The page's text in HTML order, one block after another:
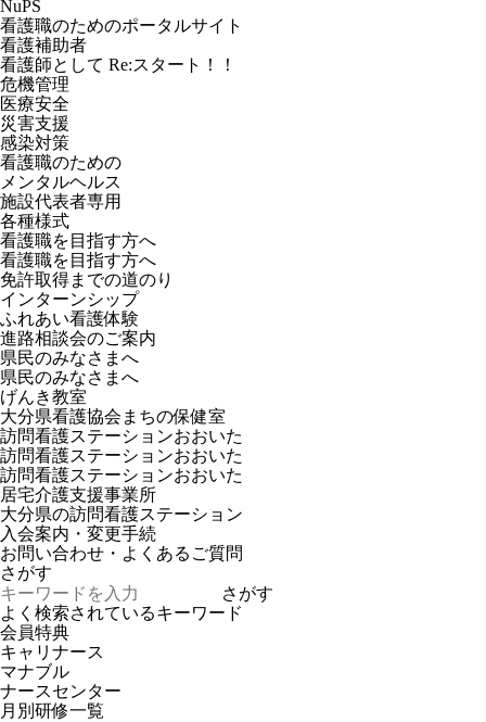
NuPS
看護職のためのポータルサイト
看護補助者
看護師として Re:スタート！！
危機管理
医療安全
災害支援
感染対策
看護職のための
メンタルヘルス
施設代表者専用
各種様式
看護職を目指す方へ
看護職を目指す方へ
免許取得までの道のり
インターンシップ
ふれあい看護体験
進路相談会のご案内
県民のみなさまへ
県民のみなさまへ
げんき教室
大分県看護協会まちの保健室
訪問看護ステーションおおいた
訪問看護ステーションおおいた
訪問看護ステーションおおいた
居宅介護支援事業所
大分県の訪問看護ステーション
入会案内・変更手続
お問い合わせ・よくあるご質問
さがす
さがす
よく検索されているキーワード
会員特典
キャリナース
マナブル
ナースセンター
月別研修一覧